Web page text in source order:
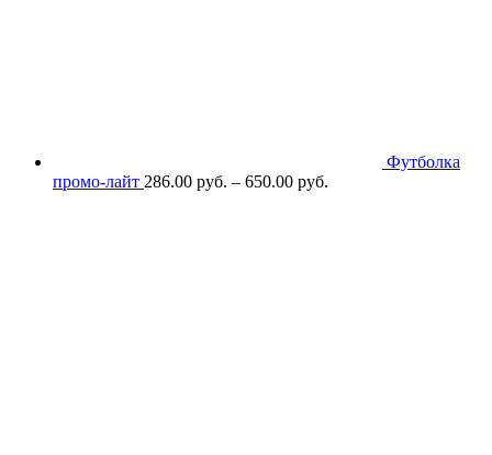
Футболка
промо-лайт 286.00 руб. – 650.00 руб.